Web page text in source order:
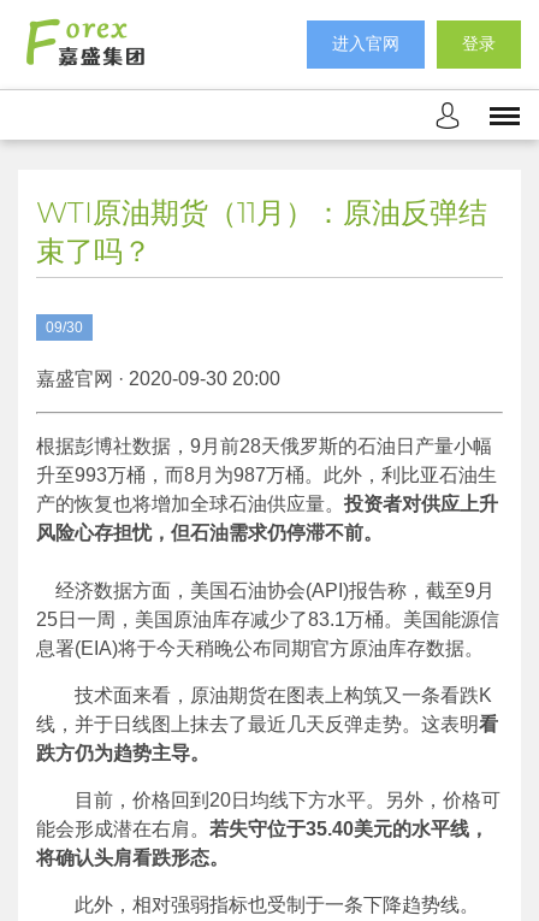
进入官网 登录
WTI原油期货（11月）：原油反弹结
束了吗？
09/30
嘉盛官网 · 2020-09-30 20:00
根据彭博社数据，9月前28天俄罗斯的石油日产量小幅
升至993万桶，而8月为987万桶。此外，利比亚石油生
产的恢复也将增加全球石油供应量。 投资者对供应上升
风险心存担忧，但石油需求仍停滞不前。
经济数据方面，美国石油协会(API)报告称，截至9月
25日一周，美国原油库存减少了83.1万桶。美国能源信
息署(EIA)将于今天稍晚公布同期官方原油库存数据。
技术面来看，原油期货在图表上构筑又一条看跌K
线，并于日线图上抹去了最近几天反弹走势。这表明看
跌方仍为趋势主导。
目前，价格回到20日均线下方水平。另外，价格可
能会形成潜在右肩。 若失守位于35.40美元的水平线，
将确认头肩看跌形态。
此外，相对强弱指标也受制于一条下降趋势线。